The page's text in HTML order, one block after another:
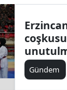
yapıldı
Gündem